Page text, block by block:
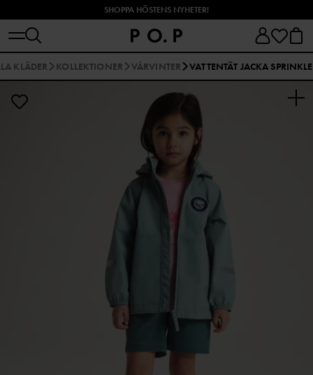
SHOPPA HÖSTENS NYHETER!
KLÄDER KOLLEKTIONER VÅRVINTER VATTENTÄT JACKA SPRINKLE